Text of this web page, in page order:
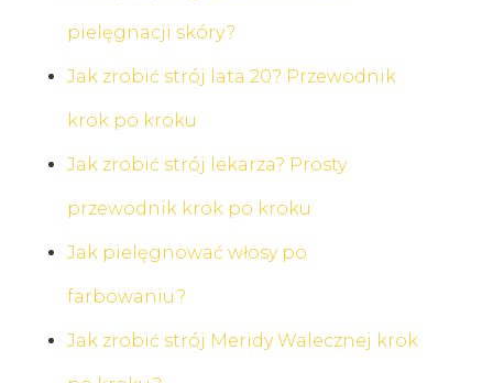
pielęgnacji skóry?
Jak zrobić strój lata 20? Przewodnik
krok po kroku
Jak zrobić strój lekarza? Prosty
przewodnik krok po kroku
Jak pielęgnować włosy po
farbowaniu?
Jak zrobić strój Meridy Walecznej krok